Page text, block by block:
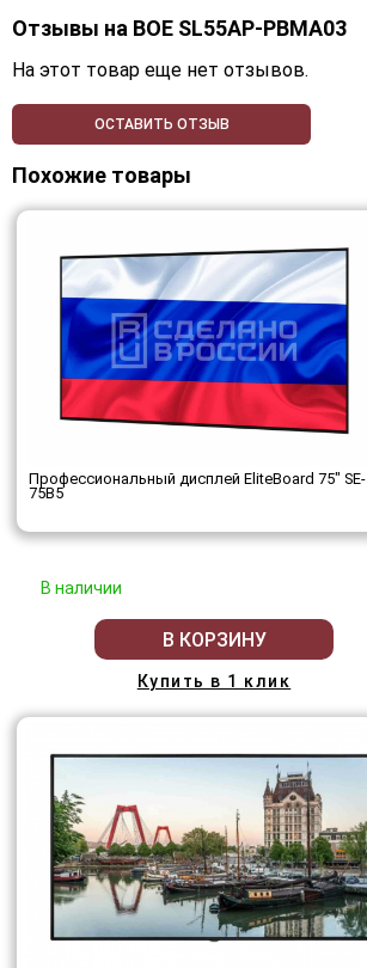
Отзывы на BOE SL55AP-PBMA03
На этот товар еще нет отзывов.
ОСТАВИТЬ ОТЗЫВ
Похожие товары
Профессиональный дисплей EliteBoard 75" SE-
75B5
В наличии
В КОРЗИНУ
Купить в 1 клик